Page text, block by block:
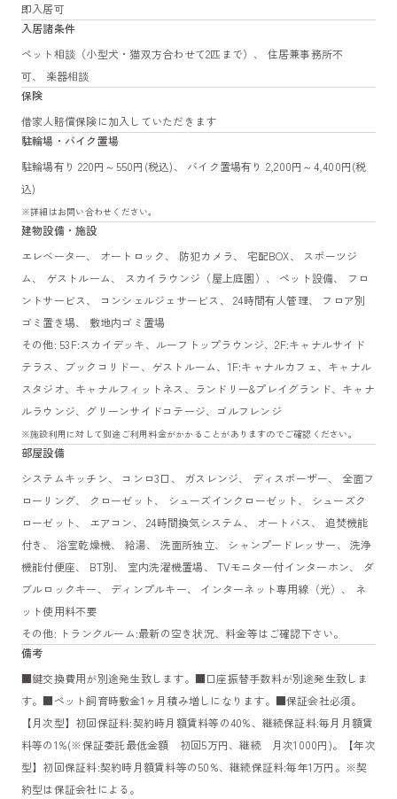
即入居可
入居諸条件
ペット相談（小型犬・猫双方合わせて2匹まで）、 住居兼事務所不
可、 楽器相談
保険
借家人賠償保険に加入していただきます
駐輪場・バイク置場
駐輪場有り 220円～550円(税込)、 バイク置場有り 2,200円～4,400円(税
込)
※詳細はお問い合わせください。
建物設備・施設
エレベーター、 オートロック、 防犯カメラ、 宅配BOX、 スポーツジ
ム、 ゲストルーム、 スカイラウンジ（屋上庭園）、 ペット設備、 フロ
ントサービス、 コンシェルジェサービス、 24時間有人管理、 フロア別
ゴミ置き場、 敷地内ゴミ置場
その他: 53F:スカイデッキ、ルーフトップラウンジ、2F:キャナルサイド
テラス、ブックコリドー、ゲストルーム、1F:キャナルカフェ、キャナル
スタジオ、キャナルフィットネス、ランドリー&プレイグランド、キャナ
ルラウンジ、グリーンサイドコテージ、ゴルフレンジ
※施設利用に対して別途ご利用料金がかかることがありますのでご確認ください。
部屋設備
システムキッチン、 コンロ3口、 ガスレンジ、 ディスポーザー、 全面フ
ローリング、 クローゼット、 シューズインクローゼット、 シューズク
ローゼット、 エアコン、 24時間換気システム、 オートバス、 追焚機能
付き、 浴室乾燥機、 給湯、 洗面所独立、 シャンプードレッサー、 洗浄
機能付便座、 BT別、 室内洗濯機置場、 TVモニター付インターホン、 ダ
ブルロックキー、 ディンプルキー、 インターネット専用線（光）、 ネ
ット使用料不要
その他: トランクルーム:最新の空き状況、料金等はご確認下さい。
備考
■鍵交換費用が別途発生致します。■口座振替手数料が別途発生致しま
す。■ペット飼育時敷金1ヶ月積み増しになります。■保証会社必須。
【月次型】初回保証料:契約時月額賃料等の40%、継続保証料:毎月月額賃
料等の1%(※保証委託最低金額 初回5万円、継続 月次1000円)。【年次
型】初回保証料:契約時月額賃料等の50%、継続保証料:毎年1万円。※契
約型は保証会社による。